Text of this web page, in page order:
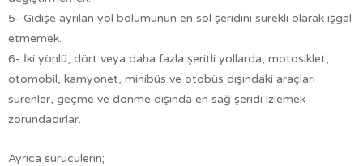
5- Gidişe ayrılan yol bölümünün en sol şeridini sürekli olarak işgal
etmemek.
6- İki yönlü, dört veya daha fazla şeritli yollarda, motosiklet,
otomobil, kamyonet, minibüs ve otobüs dışındaki araçları
sürenler, geçme ve dönme dışında en sağ şeridi izlemek
zorundadırlar.
Ayrıca sürücülerin;